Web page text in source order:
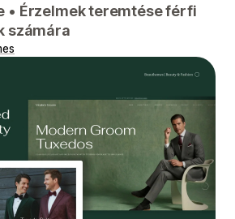
• Érzelmek teremtése férfi
számára